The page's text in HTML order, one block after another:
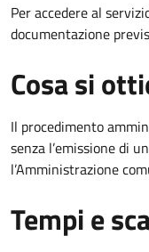
Per accedere al
documentazione
Cosa si
Il procedimento
senza l’emissione di
l’Amministrazione
Tempi e